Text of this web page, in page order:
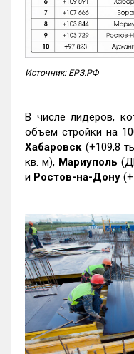
Источник: ЕРЗ.РФ
В числе лидеров,
объем стройки на
Хабаровск (+109,8
кв. м), Мариуполь
и Ростов-на-Дону